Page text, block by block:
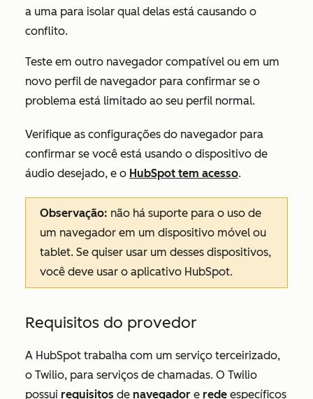
a uma para isolar qual delas está causando o
conflito.
Teste em outro navegador compatível ou em um
novo perfil de navegador para confirmar se o
problema está limitado ao seu perfil normal.
Verifique as configurações do navegador para
confirmar se você está usando o dispositivo de
áudio desejado, e o HubSpot tem acesso.
Observação: não há suporte para o uso de
um navegador em um dispositivo móvel ou
tablet. Se quiser usar um desses dispositivos,
você deve usar o aplicativo HubSpot.
Requisitos do provedor
A HubSpot trabalha com um serviço terceirizado,
o Twilio, para serviços de chamadas. O Twilio
possui requisitos de navegador e rede específicos